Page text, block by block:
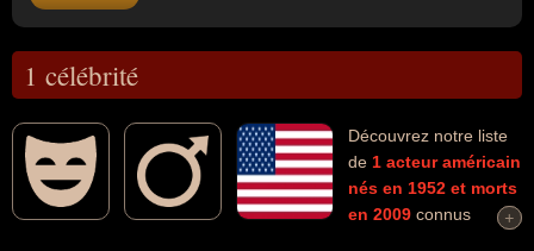
1 célébrité
Découvrez notre liste
de 1 acteur américain
nés en 1952 et morts
en 2009 connus
+
+